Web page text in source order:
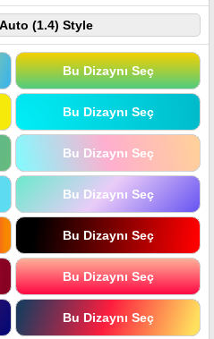
(1.4) Style
Bu Dizaynı Seç
Bu Dizaynı Seç
Bu Dizaynı Seç
Bu Dizaynı Seç
Bu Dizaynı Seç
Bu Dizaynı Seç
Bu Dizaynı Seç